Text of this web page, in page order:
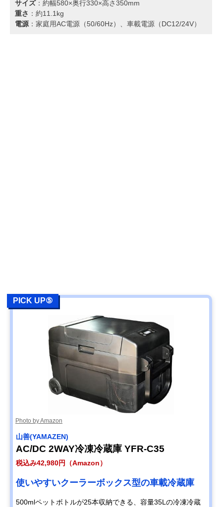
サイズ：約幅580×奥行330×高さ350mm
重さ ：約11.1kg
電源：家庭用AC電源（50/60Hz）、車載電源（DC12/24V）
PICK UP⑤
Photo by Amazon
山善(YAMAZEN)
AC/DC 2WAY冷凍冷蔵庫 YFR-C35
税込み42,980円（Amazon）
使いやすいクーラーボックス型の車載冷蔵庫
500mlペットボトルが25本収納できる、容量35Lの冷凍冷蔵